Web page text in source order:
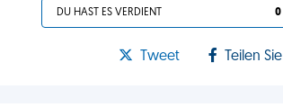
DU HAST ES VERDIENT 0
Tweet Teilen Sie